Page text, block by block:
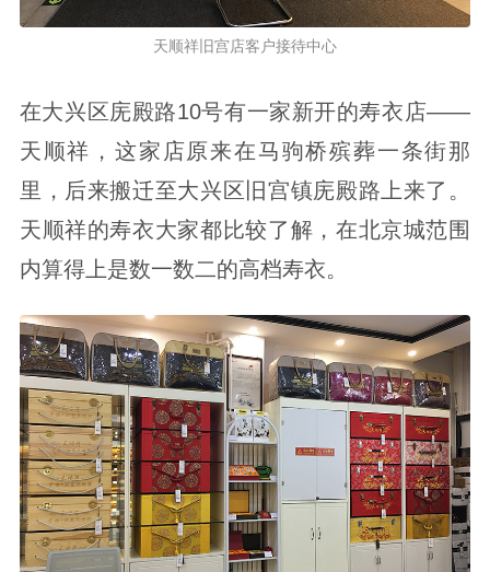
天顺祥旧宫店客户接待中心
在大兴区庑殿路10号有一家新开的寿衣店——
天顺祥，这家店原来在马驹桥殡葬一条街那
里，后来搬迁至大兴区旧宫镇庑殿路上来了。
天顺祥的寿衣大家都比较了解，在北京城范围
内算得上是数一数二的高档寿衣。